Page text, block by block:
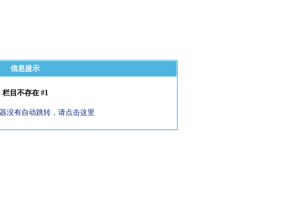
信息提示
栏目不存在 #1
没有自动跳转，请点击这里